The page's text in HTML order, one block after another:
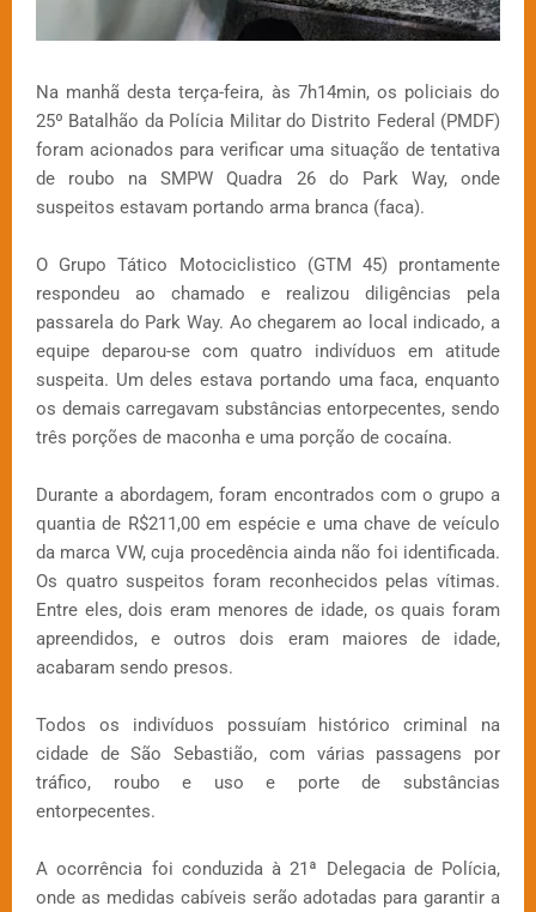
Na manhã desta terça-feira, às 7h14min, os policiais do
25º Batalhão da Polícia Militar do Distrito Federal (PMDF)
foram acionados para verificar uma situação de tentativa
de roubo na SMPW Quadra 26 do Park Way, onde
suspeitos estavam portando arma branca (faca).
O Grupo Tático Motociclistico (GTM 45) prontamente
respondeu ao chamado e realizou diligências pela
passarela do Park Way. Ao chegarem ao local indicado, a
equipe deparou-se com quatro indivíduos em atitude
suspeita. Um deles estava portando uma faca, enquanto
os demais carregavam substâncias entorpecentes, sendo
três porções de maconha e uma porção de cocaína.
Durante a abordagem, foram encontrados com o grupo a
quantia de R$211,00 em espécie e uma chave de veículo
da marca VW, cuja procedência ainda não foi identificada.
Os quatro suspeitos foram reconhecidos pelas vítimas.
Entre eles, dois eram menores de idade, os quais foram
apreendidos, e outros dois eram maiores de idade,
acabaram sendo presos.
Todos os indivíduos possuíam histórico criminal na
cidade de São Sebastião, com várias passagens por
tráfico, roubo e uso e porte de substâncias
entorpecentes.
A ocorrência foi conduzida à 21ª Delegacia de Polícia,
onde as medidas cabíveis serão adotadas para garantir a